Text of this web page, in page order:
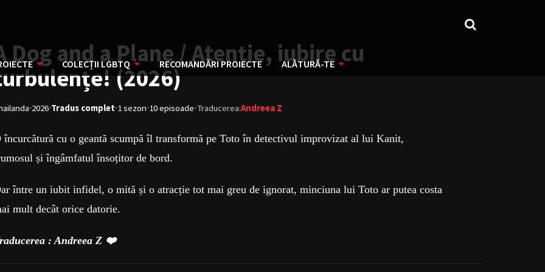
COLECȚII LGBTQ RECOMANDĂRI PROIECTE ALĂTURĂ-TE
Dog and a Plane / Atenție, iubire cu
(2026)
·2026·Tradus complet·1 sezon·10 episoade·Traducerea:Andreea Z
încurcătură cu o geantă scumpă îl transformă pe Toto în detectivul improvizat al lui Kanit,
și îngâmfatul însoțitor de bord.
între un iubit infidel, o mită și o atracție tot mai greu de ignorat, minciuna lui Toto ar putea costa
mult decât orice datorie.
: Andreea Z ❤️